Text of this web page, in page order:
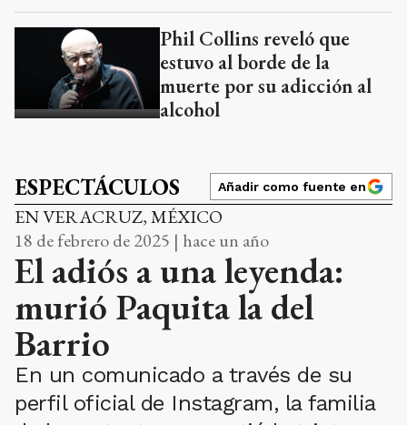
Phil Collins reveló que
estuvo al borde de la
muerte por su adicción al
alcohol
ESPECTÁCULOS Añadir como fuente en
EN VERACRUZ, MÉXICO
18 de febrero de 2025 | hace un año
El adiós a una leyenda:
murió Paquita la del
Barrio
En un comunicado a través de su
perfil oficial de Instagram, la familia